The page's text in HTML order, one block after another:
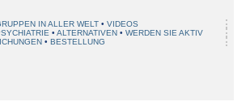
IN ALLER WELT
VIDEOS
ALTERNATIVEN
WERDEN SIE AKTIV
BESTELLUNG